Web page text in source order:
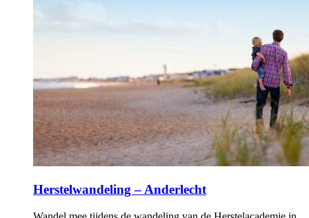
Herstelwandeling – Anderlecht